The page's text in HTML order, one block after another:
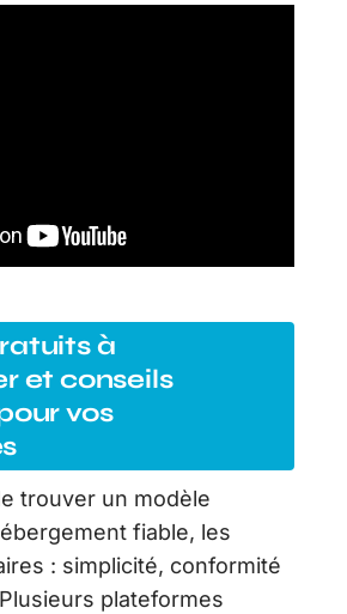
à
et conseils
vos
trouver un modèle
fiable, les
: simplicité, conformité
plateformes